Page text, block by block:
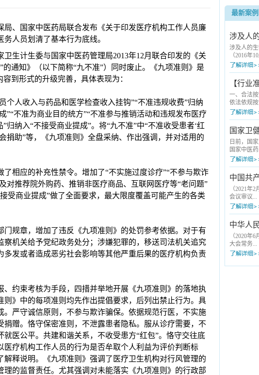
长丰县中医
长丰县中医
服务项目（
最新案例
涉及人的
（2016年
12日国家
号公布 自
章 总则 第
康，维护
的合法权
条 本办法
构开展涉
工作。第
一、合法
依法依规按
劳取酬。
严禁以商
所在医联
入医保“双
严禁安排
务并从中
业与开处
诚信原则
合理使用
管理，向医
日前，国
国家中医药
局联合发
员廉洁从
大医务人
项准则》
委与国家中
设“九不准
准”）同时
准”从严
的升级完
“九...
（2021年
会议审议...
批准，
布）第一
求，规范
产党章程
定。第二
导，贯彻
（2020年
大会常务...
委员会第
局、国家中医药局联合发布《关于印发医疗机构工作人员廉
人员划清了基本行为底线。
卫生计生委与国家中医药管理局2013年12月联合印发的《关
通知》（以下简称“九不准”）同时废止。《九项准则》是
到形式的升级完善，具体表现为：
个人收入与药品和医学检查收入挂钩”“不准违规收费”归纳
”“不准为商业目的统方”“不准参与推销活动和违规发布医疗
归纳入“不接受商业提成”。将“九不准”中“不准收受患者‘红
捐助”等，《九项准则》全盘采纳、作出强调，并对适用的
了相应的补充性禁令。增加了“不实施过度诊疗”“不参与欺诈
对推荐院外购药、推销非医疗商品、互联网医疗等“老问题”
受商业提成”做了全面要求，最大限度覆盖可能产生的各类
门规章，增加了违反《九项准则》的处罚参考依据。对于有
察机关给予党纪政务处分；涉嫌犯罪的，移送司法机关追究
发或者造成恶劣社会影响等其他严重后果的医疗机构负责
、约束考核为手段，四措并举地开展《九项准则》的落地执
则》中的每项准则均先作出提倡要求，后列出禁止行为。具
严守诚信原则，不参与欺诈骗保。依据规范行医，不实施
赠。恪守保密准则，不泄露患者隐私。服从诊疗需要，不
医公平。共建和谐关系，不收受患方“红包”。恪守交往底
医疗机构工作人员的行为是否牟取个人利益为评价判断标
解释说明。《九项准则》强调了医疗卫生机构对行风管理的
理的监督责任。尤其强调对未能落实《九项准则》的行政部